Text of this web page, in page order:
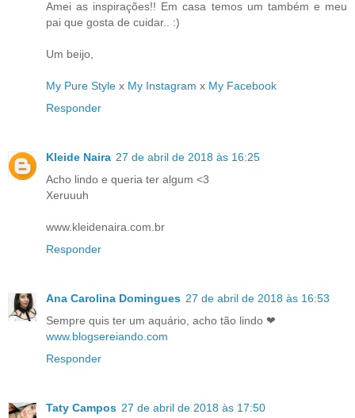
Amei as inspirações!! Em casa temos um também e meu
pai que gosta de cuidar.. :)
Um beijo,
My Pure Style x My Instagram x My Facebook
Responder
Kleide Naira 27 de abril de 2018 às 16:25
Acho lindo e queria ter algum <3
Xeruuuh
www.kleidenaira.com.br
Responder
Ana Carolina Domingues 27 de abril de 2018 às 16:53
Sempre quis ter um aquário, acho tão lindo ❤
www.blogsereiando.com
Responder
Taty Campos 27 de abril de 2018 às 17:50